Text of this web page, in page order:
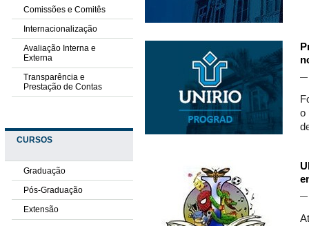
Comissões e Comitês
Internacionalização
Avaliação Interna e
Externa
Transparência e
Prestação de Contas
CURSOS
Graduação
Pós-Graduação
Extensão
o